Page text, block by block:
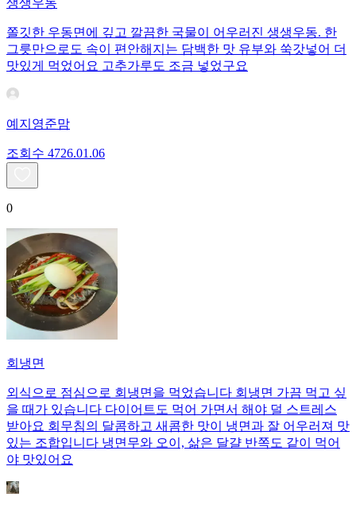
생생우동
쫄깃한 우동면에 깊고 깔끔한 국물이 어우러진 생생우동. 한
그릇만으로도 속이 편안해지는 담백한 맛 유부와 쑥갓넣어 더
맛있게 먹었어요 고추가루도 조금 넣었구요
예지영준맘
조회수 4726.01.06
0
회냉면
외식으로 점심으로 회냉면을 먹었습니다 회냉면 가끔 먹고 싶
을 때가 있습니다 다이어트도 먹어 가면서 해야 덜 스트레스
받아요 회무침의 달콤하고 새콤한 맛이 냉면과 잘 어우러져 맛
있는 조합입니다 냉면무와 오이, 삶은 달걀 반쪽도 같이 먹어
야 맛있어요